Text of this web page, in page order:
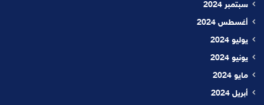
سبتمبر 2024
أغسطس 2024
يوليو 2024
يونيو 2024
مايو 2024
أبريل 2024